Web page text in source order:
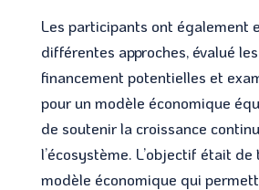
Les participants ont également
différentes approches, évalué
financement potentielles et
pour un modèle économique
de soutenir la croissance
l’écosystème. L’objectif était de
modèle économique qui